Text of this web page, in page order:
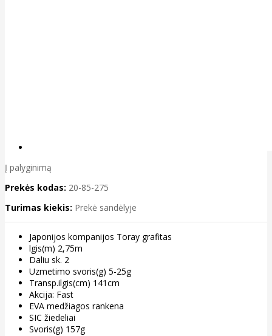
Į palyginimą
Prekės kodas: 20-85-275
Turimas kiekis: Prekė sandėlyje
Japonijos kompanijos Toray grafitas
lgis(m) 2,75m
Daliu sk. 2
Uzmetimo svoris(g) 5-25g
Transp.ilgis(cm) 141cm
Akcija: Fast
EVA medžiagos rankena
SIC žiedeliai
Svoris(g) 157g